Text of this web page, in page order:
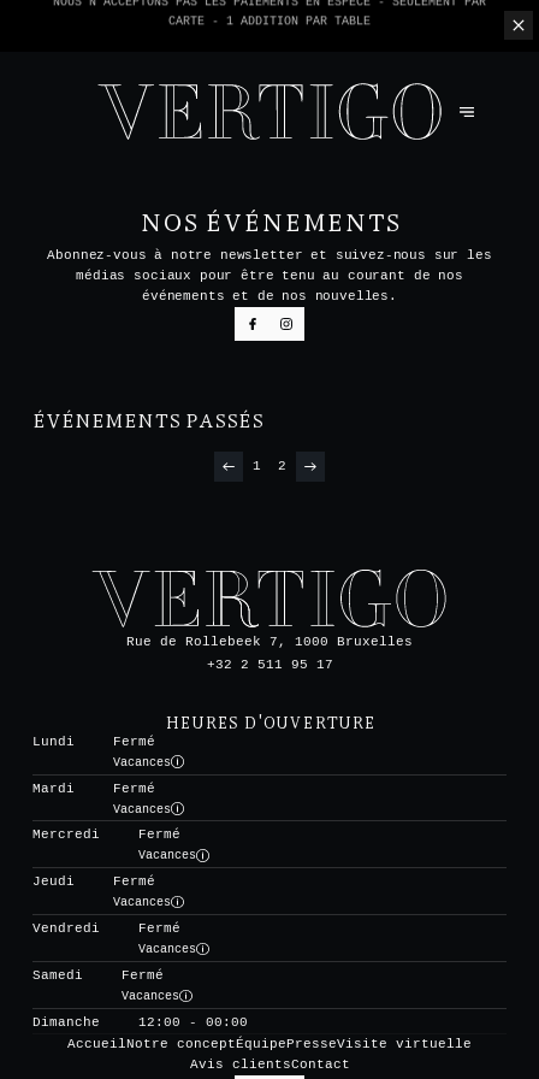
NOUS N'ACCEPTONS PAS LES PAIEMENTS EN ESPÈCE - SEULEMENT PAR
NOS ÉVÉNEMENTS
Abonnez-vous à notre newsletter et suivez-nous sur les
médias sociaux pour être tenu au courant de nos
événements et de nos nouvelles.
ÉVÉNEMENTS PASSÉS
1 2
Rue de Rollebeek 7, 1000 Bruxelles
+32 2 511 95 17
HEURES D'OUVERTURE
Lundi
Fermé
Vacances
Mardi
Fermé
Vacances
Mercredi
Fermé
Vacances
Jeudi
Fermé
Vacances
Vendredi
Fermé
Vacances
Samedi
Fermé
Vacances
Dimanche
12:00 - 00:00
AccueilNotre conceptÉquipePresseVisite virtuelle
Avis clientsContact